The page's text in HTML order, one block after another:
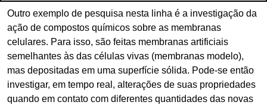
Outro exemplo de pesquisa nesta linha é a investigação da
ação de compostos químicos sobre as membranas
celulares. Para isso, são feitas membranas artificiais
semelhantes às das células vivas (membranas modelo),
mas depositadas em uma superfície sólida. Pode-se então
investigar, em tempo real, alterações de suas propriedades
quando em contato com diferentes quantidades das novas